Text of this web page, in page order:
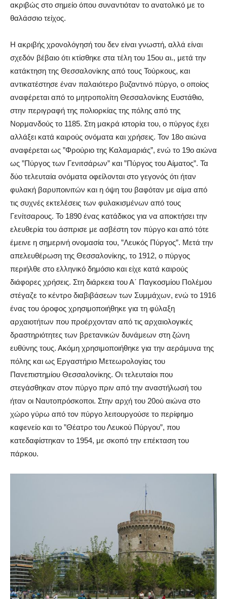
ακριβώς στο σημείο όπου συναντιόταν το ανατολικό με το
θαλάσσιο τείχος.
Η ακριβής χρονολόγησή του δεν είναι γνωστή, αλλά είναι
σχεδόν βέβαιο ότι κτίσθηκε στα τέλη του 15ου αι., μετά την
κατάκτηση της Θεσσαλονίκης από τους Τούρκους, και
αντικατέστησε έναν παλαιότερο βυζαντινό πύργο, ο οποίος
αναφέρεται από το μητροπολίτη Θεσσαλονίκης Ευστάθιο,
στην περιγραφή της πολιορκίας της πόλης από της
Νορμανδούς το 1185. Στη μακρά ιστορία του, ο πύργος έχει
αλλάξει κατά καιρούς ονόματα και χρήσεις. Τον 18ο αιώνα
αναφέρεται ως ”Φρούριο της Καλαμαριάς”, ενώ το 19ο αιώνα
ως ”Πύργος των Γενιτσάρων” και ”Πύργος του Αίματος”. Τα
δύο τελευταία ονόματα οφείλονται στο γεγονός ότι ήταν
φυλακή βαρυποινιτών και η όψη του βαφόταν με αίμα από
τις συχνές εκτελέσεις των φυλακισμένων από τους
Γενίτσαρους. Το 1890 ένας κατάδικος για να αποκτήσει την
ελευθερία του άσπρισε με ασβέστη τον πύργο και από τότε
έμεινε η σημερινή ονομασία του, ”Λευκός Πύργος”. Μετά την
απελευθέρωση της Θεσσαλονίκης, το 1912, ο πύργος
περιήλθε στο ελληνικό δημόσιο και είχε κατά καιρούς
διάφορες χρήσεις. Στη διάρκεια του Α΄ Παγκοσμίου Πολέμου
στέγαζε το κέντρο διαβιβάσεων των Συμμάχων, ενώ το 1916
ένας του όροφος χρησιμοποιήθηκε για τη φύλαξη
αρχαιοτήτων που προέρχονταν από τις αρχαιολογικές
δραστηριότητες των βρετανικών δυνάμεων στη ζώνη
ευθύνης τους. Ακόμη χρησιμοποιήθηκε για την αεράμυνα της
πόλης και ως Εργαστήριο Μετεωρολογίας του
Πανεπιστημίου Θεσσαλονίκης. Οι τελευταίοι που
στεγάσθηκαν στον πύργο πριν από την αναστήλωσή του
ήταν οι Ναυτοπρόσκοποι. Στην αρχή του 20ού αιώνα στο
χώρο γύρω από τον πύργο λειτουργούσε το περίφημο
καφενείο και το ”Θέατρο του Λευκού Πύργου”, που
κατεδαφίστηκαν το 1954, με σκοπό την επέκταση του
πάρκου.